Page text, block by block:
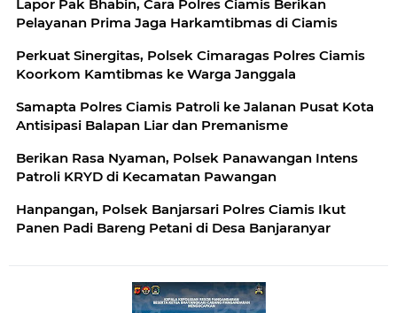
Lapor Pak Bhabin, Cara Polres Ciamis Berikan
Pelayanan Prima Jaga Harkamtibmas di Ciamis
Perkuat Sinergitas, Polsek Cimaragas Polres Ciamis
Koorkom Kamtibmas ke Warga Janggala
Samapta Polres Ciamis Patroli ke Jalanan Pusat Kota
Antisipasi Balapan Liar dan Premanisme
Berikan Rasa Nyaman, Polsek Panawangan Intens
Patroli KRYD di Kecamatan Pawangan
Hanpangan, Polsek Banjarsari Polres Ciamis Ikut
Panen Padi Bareng Petani di Desa Banjaranyar